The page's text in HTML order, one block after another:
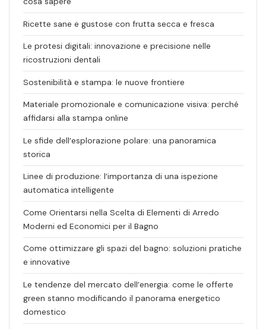
Ricette sane e gustose con frutta secca e fresca
Le protesi digitali: innovazione e precisione nelle
ricostruzioni dentali
Sostenibilità e stampa: le nuove frontiere
Materiale promozionale e comunicazione visiva: perché
affidarsi alla stampa online
Le sfide dell’esplorazione polare: una panoramica
storica
Linee di produzione: l’importanza di una ispezione
automatica intelligente
Come Orientarsi nella Scelta di Elementi di Arredo
Moderni ed Economici per il Bagno
Come ottimizzare gli spazi del bagno: soluzioni pratiche
e innovative
Le tendenze del mercato dell’energia: come le offerte
green stanno modificando il panorama energetico
domestico